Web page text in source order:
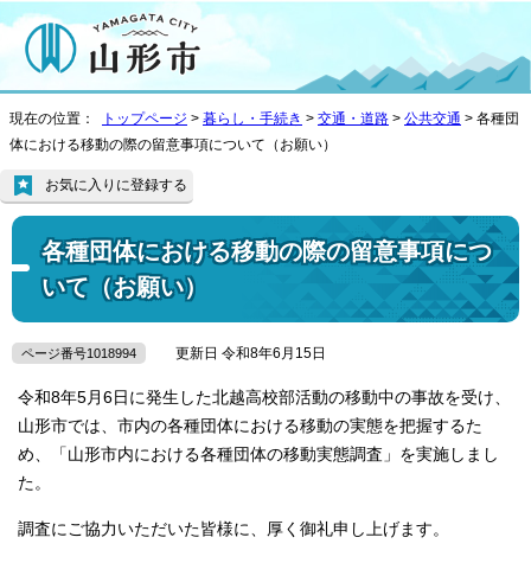
現在の位置： トップページ > 暮らし・手続き > 交通・道路 > 公共交通 > 各種団
体における移動の際の留意事項について（お願い）
各種団体における移動の際の留意事項につ
いて（お願い）
お気に入りに登録する
ページ番号1018994 更新日 令和8年6月15日
令和8年5月6日に発生した北越高校部活動の移動中の事故を受け、
山形市では、市内の各種団体における移動の実態を把握するた
め、「山形市内における各種団体の移動実態調査」を実施しまし
た。
調査にご協力いただいた皆様に、厚く御礼申し上げます。